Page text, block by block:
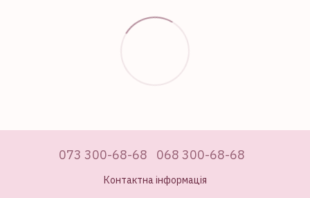
073 300-68-68 068 300-68-68
Контактна інформація